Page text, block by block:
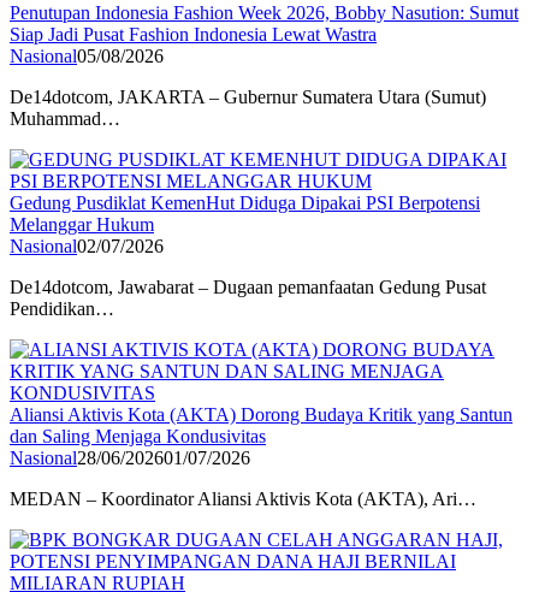
Penutupan Indonesia Fashion Week 2026, Bobby Nasution: Sumut
Siap Jadi Pusat Fashion Indonesia Lewat Wastra
Nasional05/08/2026
De14dotcom, JAKARTA – Gubernur Sumatera Utara (Sumut)
Muhammad…
Gedung Pusdiklat KemenHut Diduga Dipakai PSI Berpotensi
Melanggar Hukum
Nasional02/07/2026
De14dotcom, Jawabarat – Dugaan pemanfaatan Gedung Pusat
Pendidikan…
Aliansi Aktivis Kota (AKTA) Dorong Budaya Kritik yang Santun
dan Saling Menjaga Kondusivitas
Nasional28/06/202601/07/2026
MEDAN – Koordinator Aliansi Aktivis Kota (AKTA), Ari…